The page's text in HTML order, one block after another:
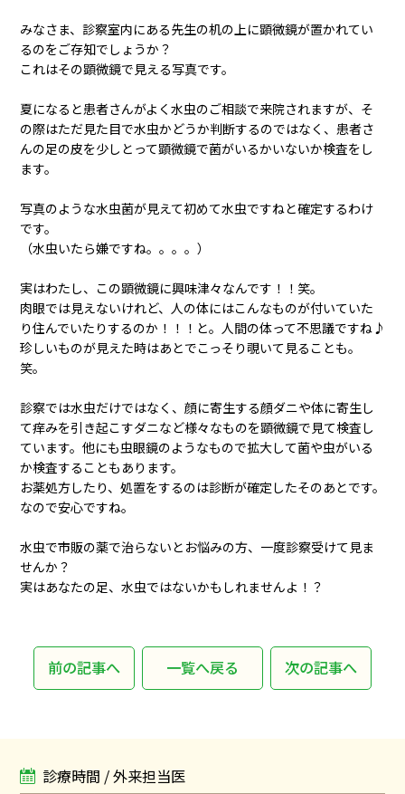
みなさま、診察室内にある先生の机の上に顕微鏡が置かれてい
るのをご存知でしょうか？
これはその顕微鏡で見える写真です。
夏になると患者さんがよく水虫のご相談で来院されますが、そ
の際はただ見た目で水虫かどうか判断するのではなく、患者さ
んの足の皮を少しとって顕微鏡で菌がいるかいないか検査をし
ます。
写真のような水虫菌が見えて初めて水虫ですねと確定するわけ
です。
（水虫いたら嫌ですね。。。。）
実はわたし、この顕微鏡に興味津々なんです！！笑。
肉眼では見えないけれど、人の体にはこんなものが付いていた
り住んでいたりするのか！！！と。人間の体って不思議ですね♪
珍しいものが見えた時はあとでこっそり覗いて見ることも。
笑。
診察では水虫だけではなく、顔に寄生する顔ダニや体に寄生し
て痒みを引き起こすダニなど様々なものを顕微鏡で見て検査し
ています。他にも虫眼鏡のようなもので拡大して菌や虫がいる
か検査することもあります。
お薬処方したり、処置をするのは診断が確定したそのあとです。
なので安心ですね。
水虫で市販の薬で治らないとお悩みの方、一度診察受けて見ま
せんか？
実はあなたの足、水虫ではないかもしれませんよ！？
前の記事へ 一覧へ戻る 次の記事へ
診療時間 / 外来担当医